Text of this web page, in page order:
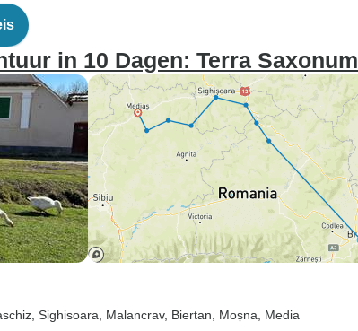
in 10 Dagen: Terra Saxonum
, Sighisoara , Malancrav, Biertan , Moșna , Media